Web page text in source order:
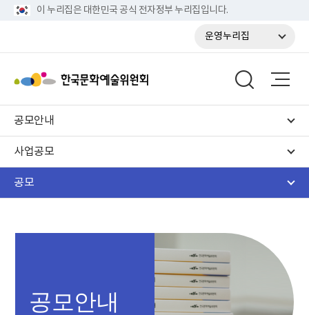
이 누리집은 대한민국 공식 전자정부 누리집입니다.
운영누리집
공모안내
사업공모
공모
공모안내